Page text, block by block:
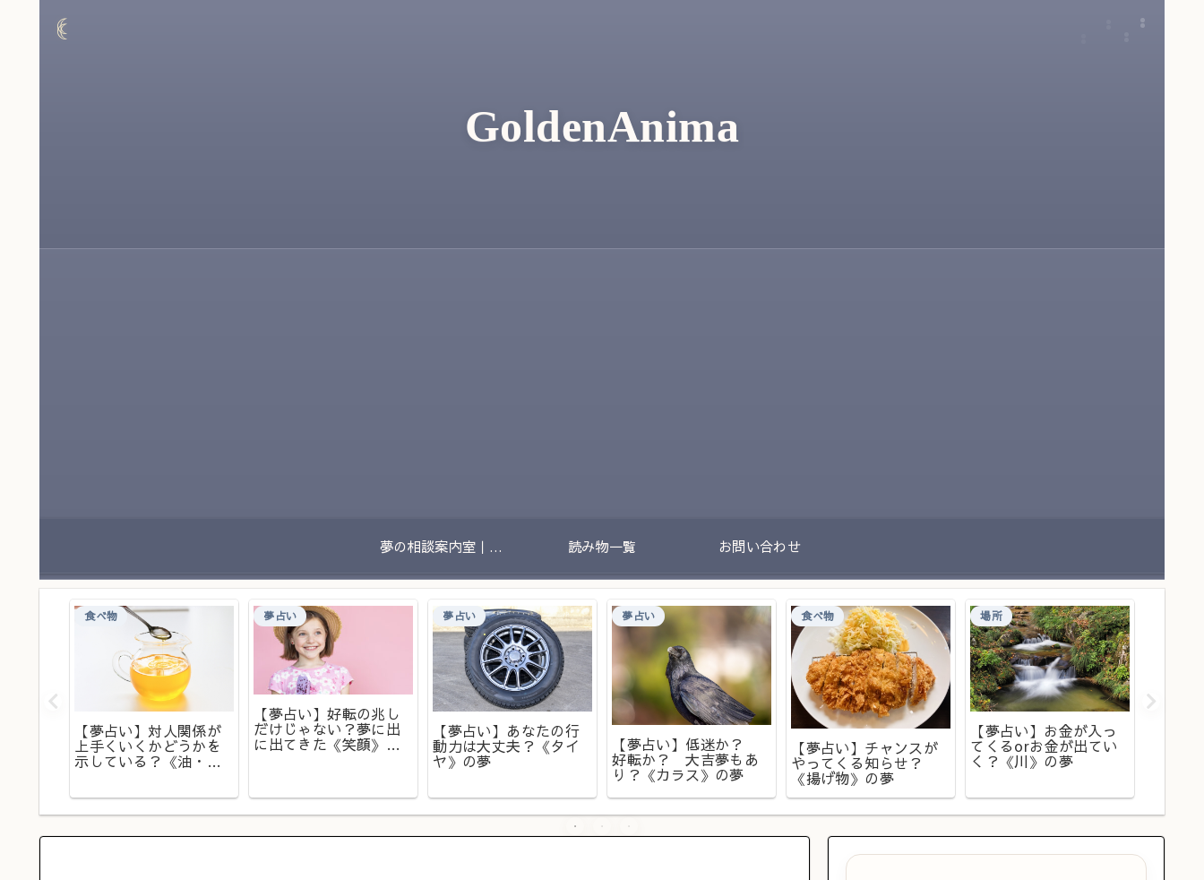
GoldenAnima
夢の相談案内室｜夢のあとに残る不安や迷いをやさしく整理する場所 読み物一覧 お問い合わせ
食べ物
【夢占い】対人関係が
上手くいくかどうかを
示している？《油・オ
夢占い
【夢占い】好転の兆し
だけじゃない？夢に出
に出てきた《笑顔》の
夢占い
【夢占い】あなたの行
動力は大丈夫？《タイ
ヤ》の夢
夢占い
【夢占い】低迷か？
好転か？ 大吉夢もあ
り？《カラス》の夢
食べ物
【夢占い】チャンスが
やってくる知らせ？
《揚げ物》の夢
場所
【夢占い】お金が入っ
てくるorお金が出てい
く？《川》の夢
【夢占